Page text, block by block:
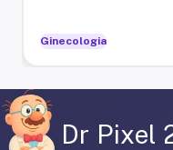
Ginecologia
Dr Pixel